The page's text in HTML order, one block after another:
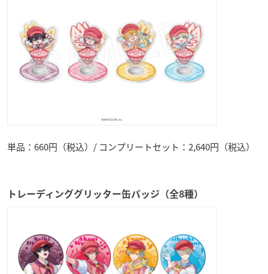
単品：660円（税込）/ コンプリートセット：2,640円（税込）
トレーディンググリッター缶バッジ（全8種）